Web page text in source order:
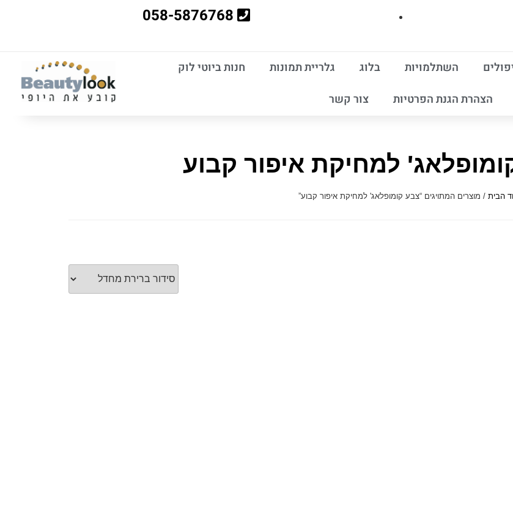
058-5876768
השתלמויות בלוג גלריית תמונות
חנות ביוטי לוק
הצהרת הגנת הפרטיות
צור קשר
למחיקת איפור קבוע
הבית / מוצרים המתויגים “צבע קומופלאג' למחיקת איפור קבוע”